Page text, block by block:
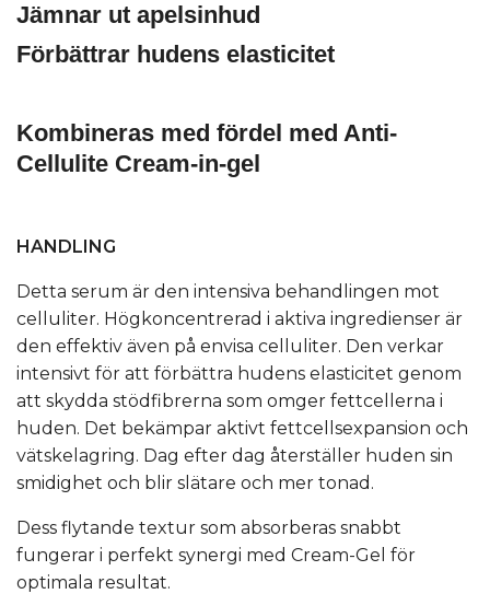
Jämnar ut apelsinhud
Förbättrar hudens elasticitet
Kombineras med fördel med Anti-
Cellulite Cream-in-gel
HANDLING
Detta serum är den intensiva behandlingen mot
celluliter. Högkoncentrerad i aktiva ingredienser är
den effektiv även på envisa celluliter. Den verkar
intensivt för att förbättra hudens elasticitet genom
att skydda stödfibrerna som omger fettcellerna i
huden. Det bekämpar aktivt fettcellsexpansion och
vätskelagring. Dag efter dag återställer huden sin
smidighet och blir slätare och mer tonad.
Dess flytande textur som absorberas snabbt
fungerar i perfekt synergi med Cream-Gel för
optimala resultat.